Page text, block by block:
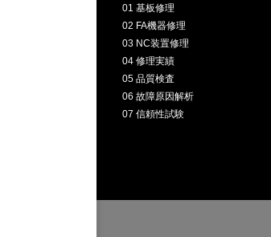
お客様インタビュー
採用情報
01 基板修理
02 FA機器修理
03 NC装置修理
04 修理実績
05 品質検査
06 故障原因解析
07 信頼性試験